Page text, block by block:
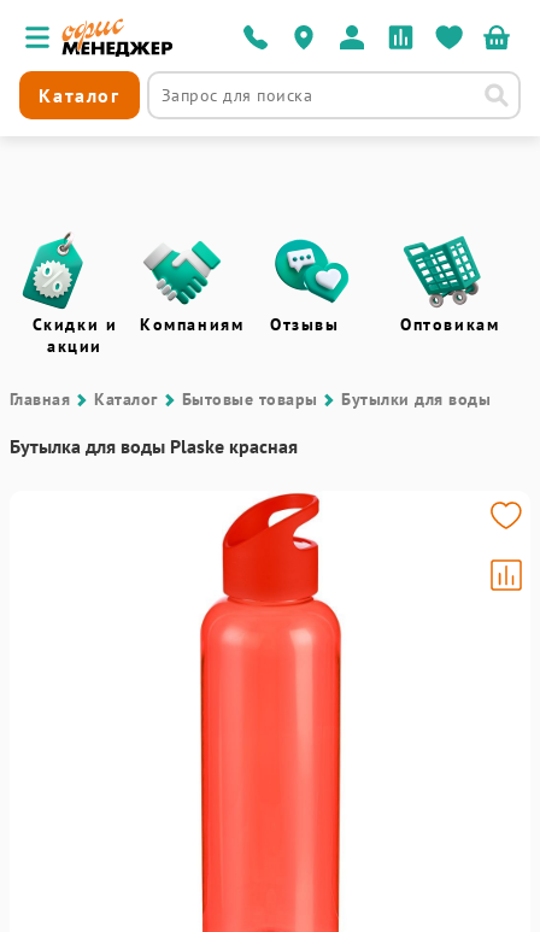
Каталог
Скидки и
акции
Компаниям Отзывы Оптовикам
Главная Каталог Бытовые товары Бутылки для воды
Бутылка для воды Plaske красная